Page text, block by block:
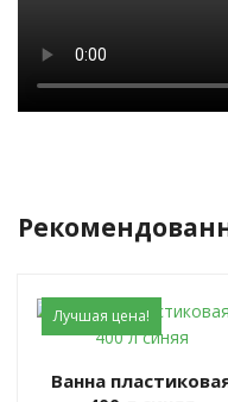
Лучшая цена!
Ванна пластиковая